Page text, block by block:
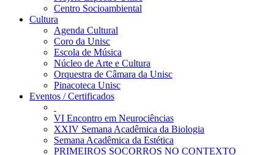
Centro Socioambiental
Cultura
Agenda Cultural
Coro da Unisc
Escola de Música
Núcleo de Arte e Cultura
Orquestra de Câmara da Unisc
Pinacoteca Unisc
Eventos / Certificados
VI Encontro em Neurociências
XXIV Semana Acadêmica da Biologia
Semana Acadêmica da Estética
PRIMEIROS SOCORROS NO CONTEXTO